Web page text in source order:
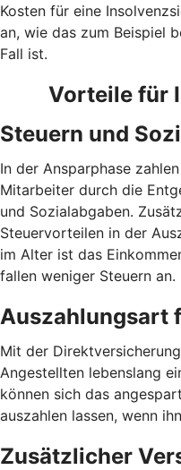
Kosten für eine
an, wie das zum Beispiel
Fall ist.
Vorteile für
Steuern und
In der Ansparphase
Mitarbeiter durch die
und Sozialabgaben.
Steuervorteilen in der
im Alter ist das
fallen weniger Steuern an.
Auszahlungsart
Mit der
Angestellten lebenslang
können sich das
auszahlen lassen, wenn
Zusätzlicher